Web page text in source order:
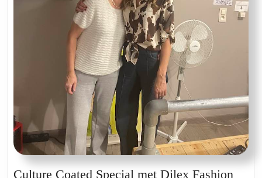
Culture Coated Special met Dilex Fashion